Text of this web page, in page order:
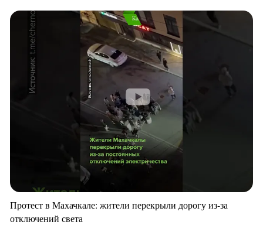
Протест в Махачкале: жители перекрыли дорогу из-за
отключений света